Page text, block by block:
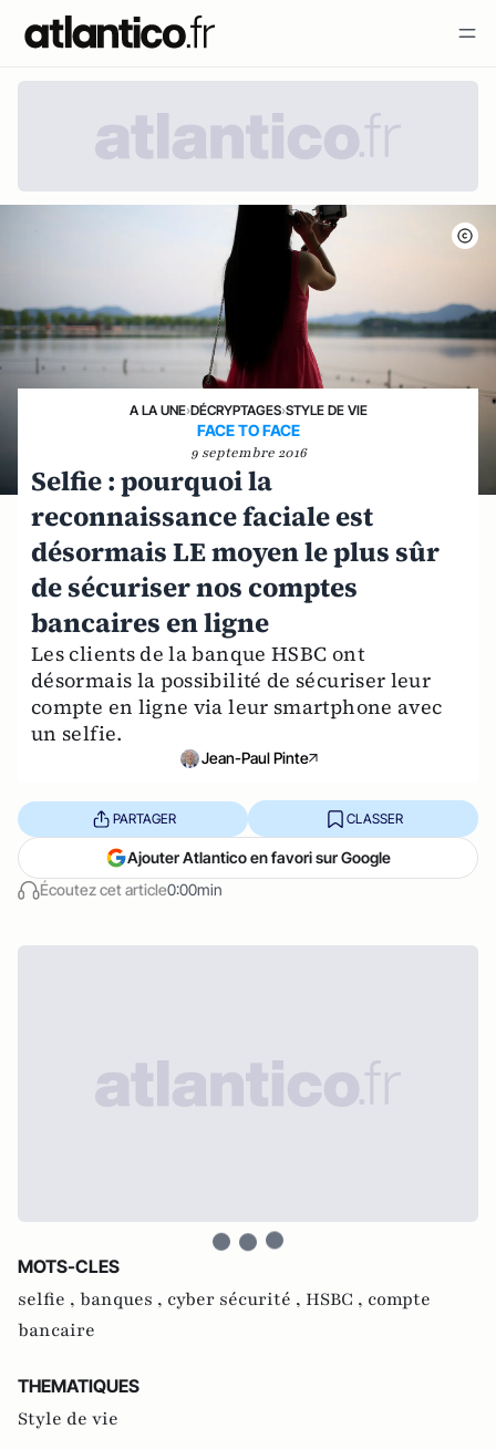
A LA UNE›DÉCRYPTAGES›STYLE DE VIE
FACE TO FACE
9 septembre 2016
Selfie : pourquoi la
reconnaissance faciale est
désormais LE moyen le plus sûr
de sécuriser nos comptes
bancaires en ligne
Les clients de la banque HSBC ont
désormais la possibilité de sécuriser leur
compte en ligne via leur smartphone avec
un selfie.
Jean-Paul Pinte
Écoutez cet article0:00min
PARTAGER CLASSER
Ajouter Atlantico en favori sur Google
MOTS-CLES
selfie , banques , cyber sécurité , HSBC , compte
bancaire
THEMATIQUES
Style de vie